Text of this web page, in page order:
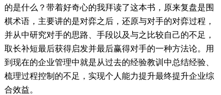
的是什么？带着好奇心的我拜读了这本书，原来复盘是围
棋术语，主要讲的是对弈之后，还原与对手的对弈过程，
并从中研究对手的思路、手段以及与之比较自己的不足，
取长补短最后获得启发并最后赢得对手的一种方法论。用
到现在的企业管理中就是从过去的经验教训中总结经验、
梳理过程控制的不足，实现个人能力提升最终提升企业综
合效益。